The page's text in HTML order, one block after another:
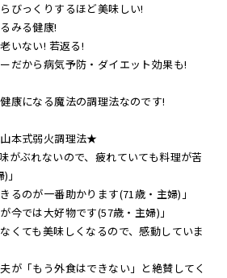
びっくりするほど美味しい!
みる健康!
いない! 若返る!
だから病気予防・ダイエット効果も!
康になる魔法の調理法なのです!
本式弱火調理法★
がぶれないので、疲れていても料理が苦
るのが一番助かります(71歳・主婦)」
今では大好物です(57歳・主婦)」
くても美味しくなるので、感動していま
が「もう外食はできない」と絶賛してく